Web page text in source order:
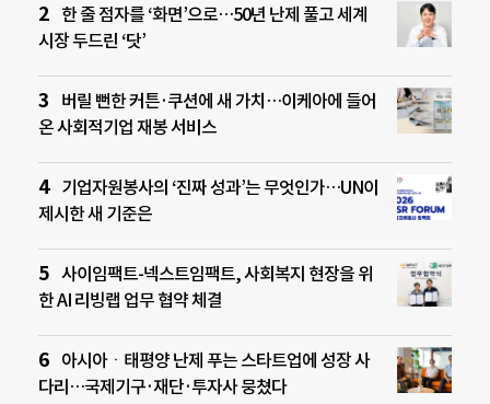
한 줄 점자를 ‘화면’으로…50년 난제 풀고 세계
시장 두드린 ‘닷’
버릴 뻔한 커튼·쿠션에 새 가치…이케아에 들어
온 사회적기업 재봉 서비스
기업자원봉사의 ‘진짜 성과’는 무엇인가…UN이
제시한 새 기준은
사이임팩트-넥스트임팩트, 사회복지 현장을 위
한 AI 리빙랩 업무 협약 체결
아시아ㆍ태평양 난제 푸는 스타트업에 성장 사
다리…국제기구·재단·투자사 뭉쳤다